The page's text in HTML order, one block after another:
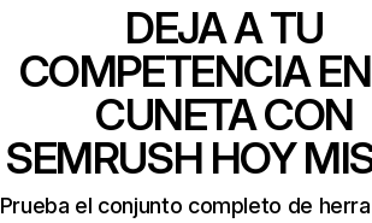
DEJA A TU
COMPETENCIA
CUNETA CON
SEMRUSH HOY
Prueba el conjunto completo de